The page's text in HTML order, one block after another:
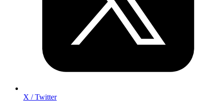
X / Twitter